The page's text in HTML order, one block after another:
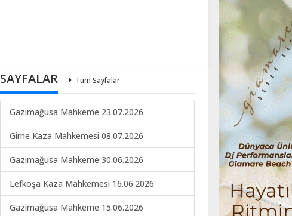
SAYFALAR Tüm Sayfalar
Gazimağusa Mahkeme 23.07.2026
Girne Kaza Mahkemesi 08.07.2026
Gazimağusa Mahkeme 30.06.2026
Lefkoşa Kaza Mahkemesi 16.06.2026
Gazimağusa Mahkeme 15.06.2026